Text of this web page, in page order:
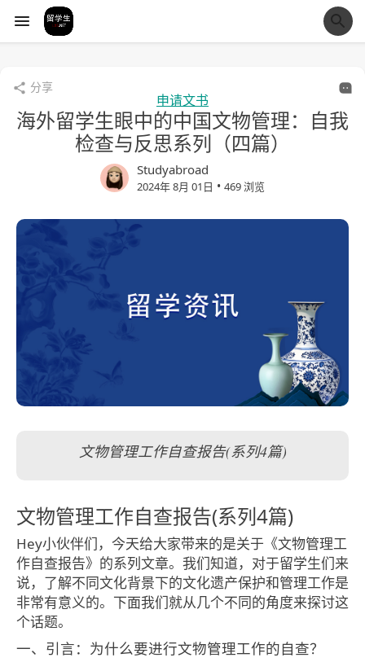
经验市
分享
申请文书
海外留学生眼中的中国文物管理：自我
检查与反思系列（四篇）
Studyabroad
2024年 8月 01日 • 469 浏览
文物管理工作自查报告(系列4篇)
文物管理工作自查报告(系列4篇)
Hey小伙伴们，今天给大家带来的是关于《文物管理工
作自查报告》的系列文章。我们知道，对于留学生们来
说，了解不同文化背景下的文化遗产保护和管理工作是
非常有意义的。下面我们就从几个不同的角度来探讨这
个话题。
一、引言：为什么要进行文物管理工作的自查？